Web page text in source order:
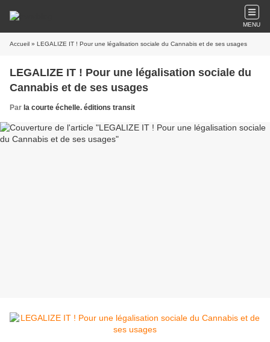
MENU
Accueil » LEGALIZE IT ! Pour une légalisation sociale du Cannabis et de ses usages
LEGALIZE IT ! Pour une légalisation sociale du
Cannabis et de ses usages
Par la courte échelle. éditions transit